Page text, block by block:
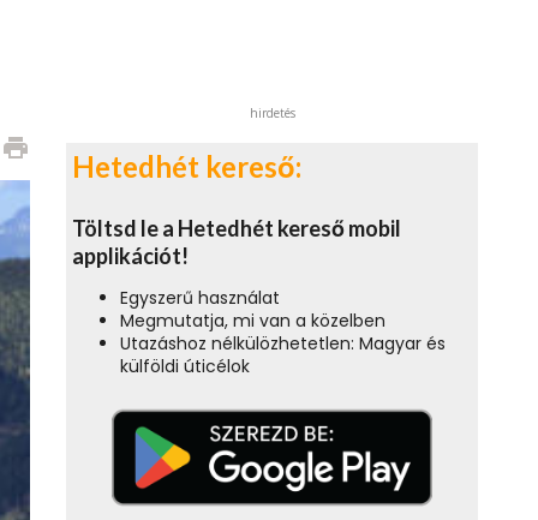
print
hirdetés
Hetedhét kereső:
Töltsd le a Hetedhét kereső mobil
applikációt!
Egyszerű használat
Megmutatja, mi van a közelben
Utazáshoz nélkülözhetetlen: Magyar és
külföldi úticélok